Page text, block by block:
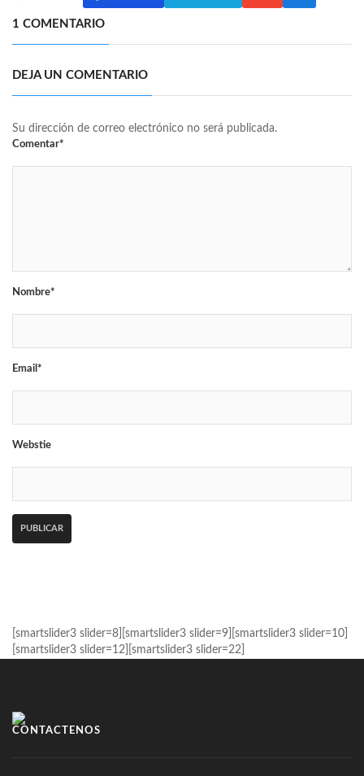
1 COMENTARIO
DEJA UN COMENTARIO
Su dirección de correo electrónico no será publicada.
Comentar*
Nombre*
Email*
Webstie
[smartslider3 slider=8][smartslider3 slider=9][smartslider3 slider=10]
[smartslider3 slider=12][smartslider3 slider=22]
CONTÁCTENOS